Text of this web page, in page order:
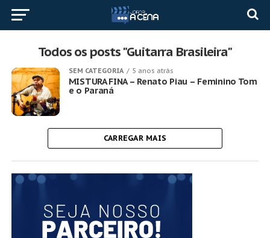
Todos os posts "Guitarra Brasileira"
SEM CATEGORIA 5 anos atrás
MISTURA FINA – Renato Piau – Feminino Tom
e o Paraná
CARREGAR MAIS